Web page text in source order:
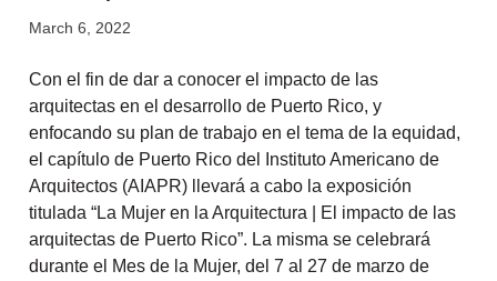
March 6, 2022
Con el fin de dar a conocer el impacto de las
arquitectas en el desarrollo de Puerto Rico, y
enfocando su plan de trabajo en el tema de la equidad,
el capítulo de Puerto Rico del Instituto Americano de
Arquitectos (AIAPR) llevará a cabo la exposición
titulada “La Mujer en la Arquitectura | El impacto de las
arquitectas de Puerto Rico”. La misma se celebrará
durante el Mes de la Mujer, del 7 al 27 de marzo de